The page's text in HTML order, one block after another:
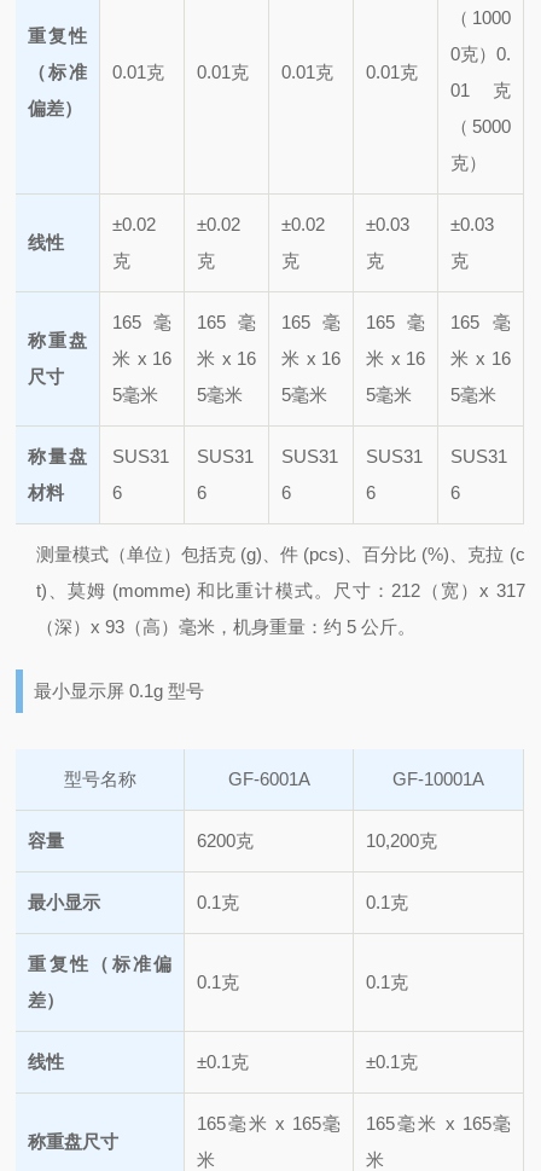
重复性
（标准
偏差）
0.01克 0.01克 0.01克 0.01克
（1000
0克）0.
01克
（5000
克）
线性
±0.02
克
±0.02
克
±0.02
克
±0.03
克
±0.03
克
称重盘
尺寸
165毫
米 x 16
5毫米
165毫
米 x 16
5毫米
165毫
米 x 16
5毫米
165毫
米 x 16
5毫米
165毫
米 x 16
5毫米
称量盘
材料
SUS31
6
SUS31
6
SUS31
6
SUS31
6
SUS31
6
测量模式（单位）包括克 (g)、件 (pcs)、百分比 (%)、克拉 (c
t)、莫姆 (momme) 和比重计模式。
尺寸：212（宽）x 317
（深）x 93（高）毫米，机身重量：约 5 公斤。
最小显示屏 0.1g 型号
型号名称 GF-6001A GF-10001A
容量 6200克 10,200克
最小显示 0.1克 0.1克
重复性（标准偏
差）
0.1克 0.1克
线性 ±0.1克 ±0.1克
称重盘尺寸
165毫米 x 165毫
米
165毫米 x 165毫
米